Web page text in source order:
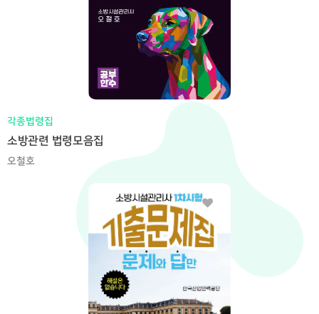
각종법령집
소방관련 법령모음집
오철호